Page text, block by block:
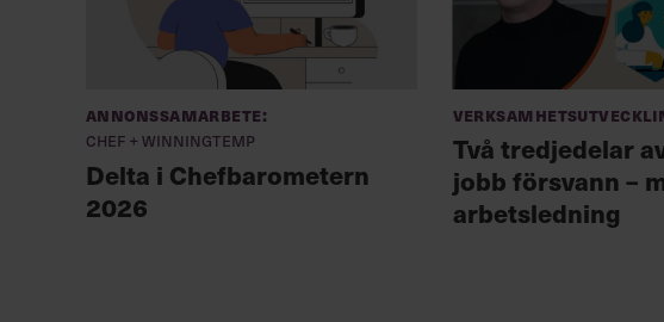
Annonssamarbete:
Chef + Winningtemp
Delta i Chefbarometern
2026
Två tredjedelar
jobb försvann –
arbetsledning